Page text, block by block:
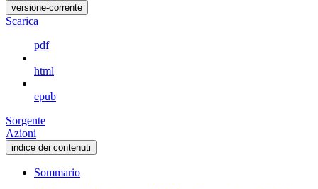
versione-corrente
Scarica
pdf
html
epub
Sorgente
Azioni
indice dei contenuti
Sommario